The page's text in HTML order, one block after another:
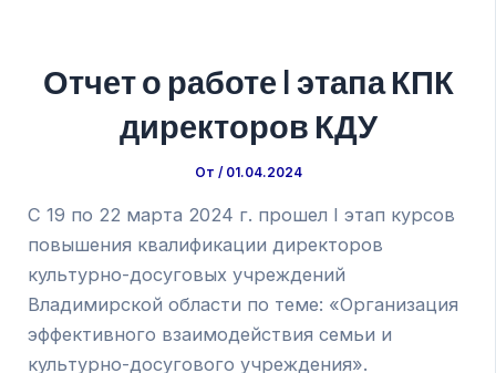
Отчет о работе I этапа КПК
директоров КДУ
От / 01.04.2024
C 19 по 22 марта 2024 г. прошел I этап курсов
повышения квалификации директоров
культурно-досуговых учреждений
Владимирской области по теме: «Организация
эффективного взаимодействия семьи и
культурно-досугового учреждения».